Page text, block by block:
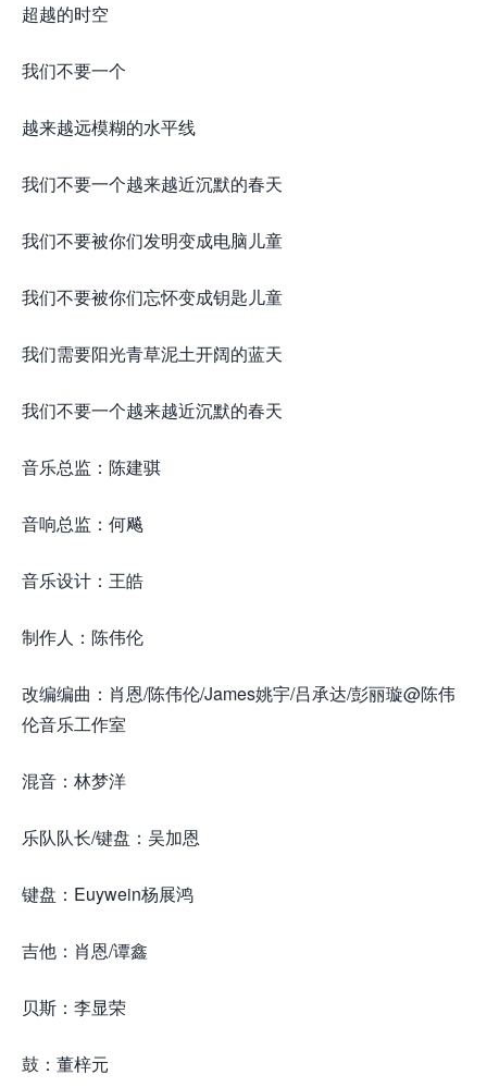
超越的时空
我们不要一个
越来越远模糊的水平线
我们不要一个越来越近沉默的春天
我们不要被你们发明变成电脑儿童
我们不要被你们忘怀变成钥匙儿童
我们需要阳光青草泥土开阔的蓝天
我们不要一个越来越近沉默的春天
音乐总监：陈建骐
音响总监：何飚
音乐设计：王皓
制作人：陈伟伦
改编编曲：肖恩/陈伟伦/James姚宇/吕承达/彭丽璇@陈伟
伦音乐工作室
混音：林梦洋
乐队队长/键盘：吴加恩
键盘：Euywein杨展鸿
吉他：肖恩/谭鑫
贝斯：李显荣
鼓：董梓元